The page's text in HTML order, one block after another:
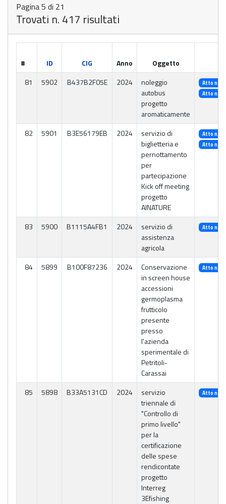
Pagina 5 di 21
Trovati n. 417 risultati
# ID CIG Anno Oggetto
81
5902 B437B2F05E 2024
noleggio
autobus
progetto
aromaticamente
Atto n.
Atto n.
82 5901 B3E56179EB 2024
servizio di
biglietteria e
pernottamento
per
partecipazione
Kick off meeting
progetto
AINATURE
Atto n.
Atto n.
83 5900 B1115A4FB1 2024
servizio di
assistenza
agricola
Atto n.
84 5899 B100F87236 2024
Conservazione
in screen house
accessioni
germoplasma
frutticolo
presente
presso
l'azienda
sperimentale di
Petritoli-
Carassai
Atto n.
85 5898 B33A5131CD 2024
servizio
triennale di
"Controllo di
primo livello"
per la
certificazione
delle spese
rendicontate
progetto
Interreg
3Efishing
Atto n.